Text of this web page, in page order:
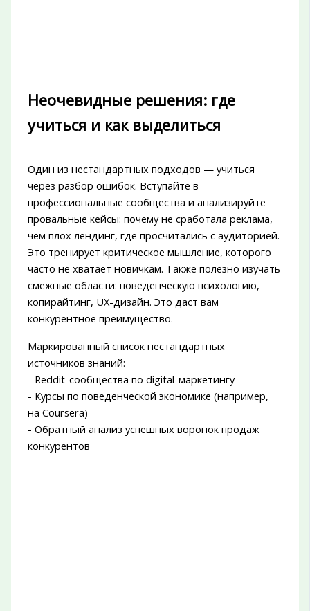
Неочевидные решения: где
учиться и как выделиться
Один из нестандартных подходов — учиться
через разбор ошибок. Вступайте в
профессиональные сообщества и анализируйте
провальные кейсы: почему не сработала реклама,
чем плох лендинг, где просчитались с аудиторией.
Это тренирует критическое мышление, которого
часто не хватает новичкам. Также полезно изучать
смежные области: поведенческую психологию,
копирайтинг, UX-дизайн. Это даст вам
конкурентное преимущество.
Маркированный список нестандартных
источников знаний:
- Reddit-сообщества по digital-маркетингу
- Курсы по поведенческой экономике (например,
на Coursera)
- Обратный анализ успешных воронок продаж
конкурентов